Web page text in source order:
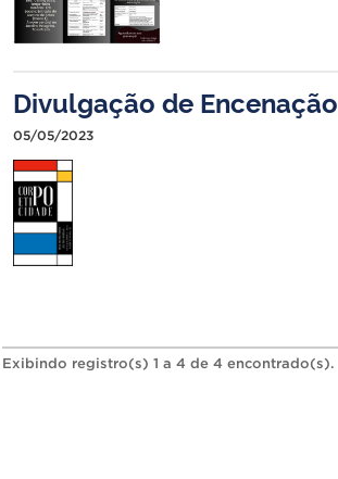
Divulgação de Encenação
05/05/2023
Exibindo registro(s) 1 a 4 de 4 encontrado(s).